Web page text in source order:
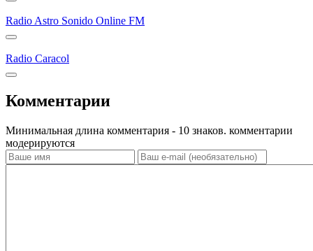
Radio Astro Sonido Online FM
Radio Caracol
Комментарии
Минимальная длина комментария - 10 знаков. комментарии
модерируются